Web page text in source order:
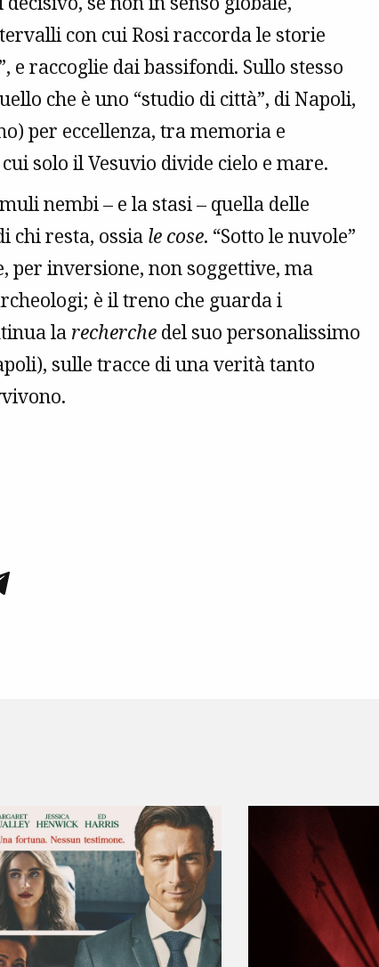
con cui Rosi raccorda le storie
e raccoglie dai bassifondi. Sullo stesso
che è uno “studio di città”, di Napoli,
per eccellenza, tra memoria e
solo il Vesuvio divide cielo e mare.
nembi – e la stasi – quella delle
chi resta, ossia le cose. “Sotto le nuvole”
per inversione, non soggettive, ma
è il treno che guarda i
la recherche del suo personalissimo
sulle tracce di una verità tanto